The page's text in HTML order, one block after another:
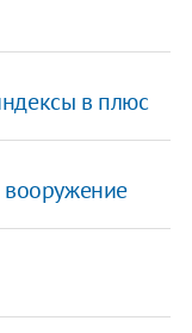
в плюс
вооружение